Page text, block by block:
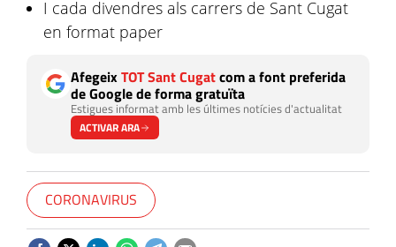
I cada divendres als carrers de Sant Cugat
en format paper
AfegeixTOT Sant Cugatcom a font preferida
de Google de forma gratuïta
Estigues informat amb les últimes notícies d'actualitat
ACTIVAR ARA
CORONAVIRUS